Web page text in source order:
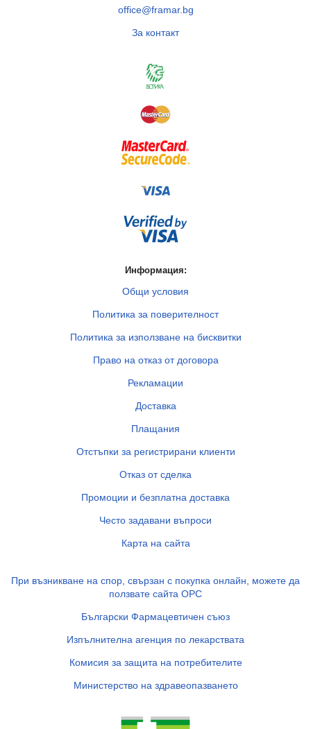
office@framar.bg
За контакт
Информация:
Общи условия
Политика за поверителност
Политика за използване на бисквитки
Право на отказ от договора
Рекламации
Доставка
Плащания
Отстъпки за регистрирани клиенти
Отказ от сделка
Промоции и безплатна доставка
Често задавани въпроси
Карта на сайта
При възникване на спор, свързан с покупка онлайн, можете да
ползвате сайта ОРС
Български Фармацевтичен съюз
Изпълнителна агенция по лекарствата
Комисия за защита на потребителите
Министерство на здравеопазването